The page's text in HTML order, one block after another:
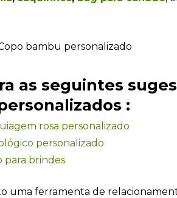
as seguintes
:
rosa personalizado
personalizado
para brindes
uma ferramenta de